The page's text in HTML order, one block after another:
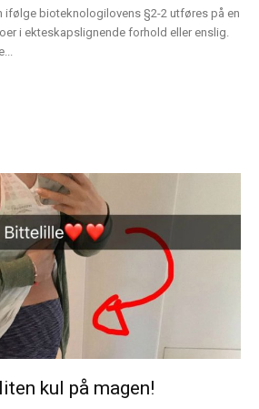
ifølge bioteknologilovens §2-2 utføres på en
i ekteskapslignende forhold eller enslig.
kul på magen!